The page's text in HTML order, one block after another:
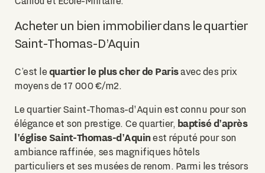
Acheter un bien immobilier dans le quartier
Saint-Thomas-D’Aquin
C’est le quartier le plus cher de Parisavec des prix
moyens de 17 000 €/m2.
Le quartier Saint-Thomas-d'Aquin est connu pour son
élégance et son prestige. Ce quartier, baptisé d'après
l'église Saint-Thomas-d'Aquinest réputé pour son
ambiance raffinée, ses magnifiques hôtels
particuliers et ses musées de renom. Parmi les trésors